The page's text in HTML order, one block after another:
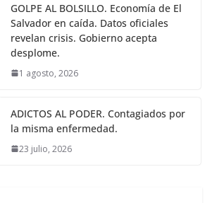
GOLPE AL BOLSILLO. Economía de El
Salvador en caída. Datos oficiales
revelan crisis. Gobierno acepta
desplome.
1 agosto, 2026
ADICTOS AL PODER. Contagiados por
la misma enfermedad.
23 julio, 2026